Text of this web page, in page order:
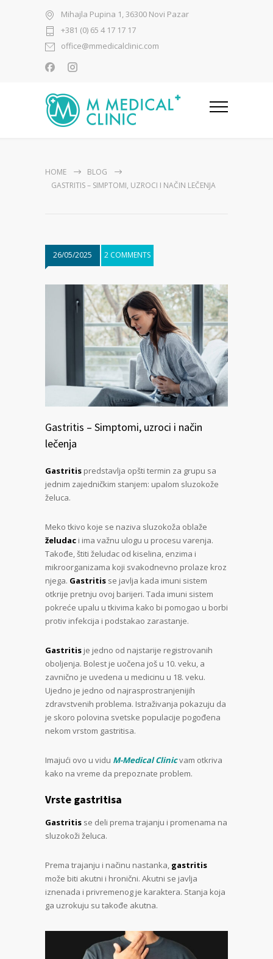
Mihajla Pupina 1, 36300 Novi Pazar
+381 (0) 65 4 17 17 17
office@mmedicalclinic.com
HOME
BLOG
GASTRITIS – SIMPTOMI, UZROCI I NAČIN LEČENJA
26/05/2025 2 COMMENTS
Gastritis – Simptomi, uzroci i način
lečenja
Gastritis predstavlja opšti termin za grupu sa
jednim zajedničkim stanjem: upalom sluzokože
želuca.
Meko tkivo koje se naziva sluzokoža oblaže
želudac i ima važnu ulogu u procesu varenja.
Takođe, štiti želudac od kiselina, enzima i
mikroorganizama koji svakodnevno prolaze kroz
njega. Gastritis se javlja kada imuni sistem
otkrije pretnju ovoj barijeri. Tada imuni sistem
pokreće upalu u tkivima kako bi pomogao u borbi
protiv infekcija i podstakao zarastanje.
Gastritis je jedno od najstarije registrovanih
oboljenja. Bolest je uočena još u 10. veku, a
zavnično je uvedena u medicinu u 18. veku.
Ujedno je jedno od najrasprostranjenijih
zdravstvenih problema. Istraživanja pokazuju da
je skoro polovina svetske populacije pogođena
nekom vrstom gastritisa.
Imajući ovo u vidu M-Medical Clinicvam otkriva
kako na vreme da prepoznate problem.
Vrste gastritisa
Gastritis se deli prema trajanju i promenama na
sluzokoži želuca.
Prema trajanju i načinu nastanka, gastritis
može biti akutni i hronični. Akutni se javlja
iznenada i privremenog je karaktera. Stanja koja
ga uzrokuju su takođe akutna.